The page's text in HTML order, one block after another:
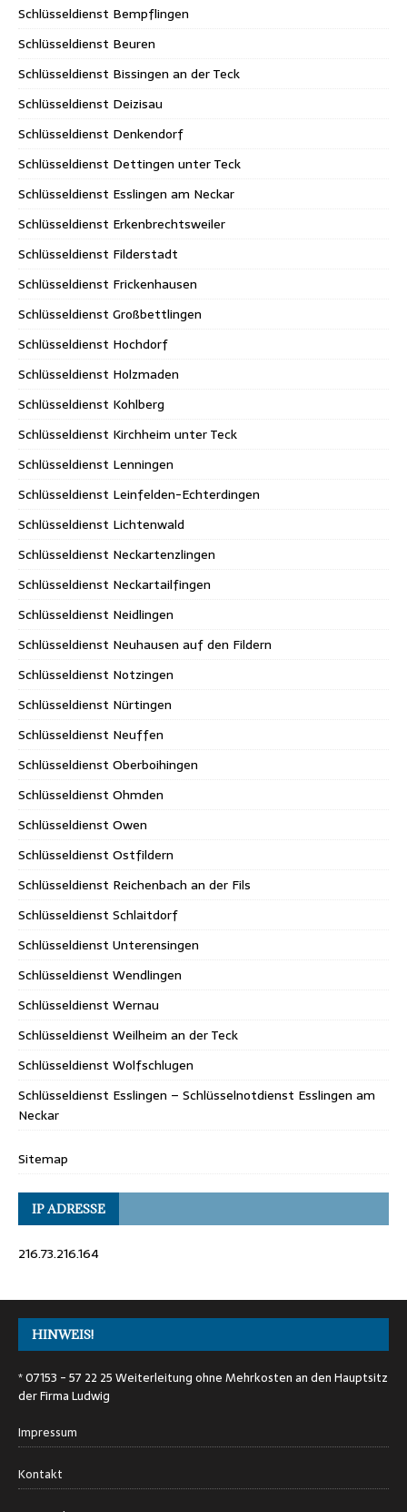
Schlüsseldienst Bempflingen
Schlüsseldienst Beuren
Schlüsseldienst Bissingen an der Teck
Schlüsseldienst Deizisau
Schlüsseldienst Denkendorf
Schlüsseldienst Dettingen unter Teck
Schlüsseldienst Esslingen am Neckar
Schlüsseldienst Erkenbrechtsweiler
Schlüsseldienst Filderstadt
Schlüsseldienst Frickenhausen
Schlüsseldienst Großbettlingen
Schlüsseldienst Hochdorf
Schlüsseldienst Holzmaden
Schlüsseldienst Kohlberg
Schlüsseldienst Kirchheim unter Teck
Schlüsseldienst Lenningen
Schlüsseldienst Leinfelden-Echterdingen
Schlüsseldienst Lichtenwald
Schlüsseldienst Neckartenzlingen
Schlüsseldienst Neckartailfingen
Schlüsseldienst Neidlingen
Schlüsseldienst Neuhausen auf den Fildern
Schlüsseldienst Notzingen
Schlüsseldienst Nürtingen
Schlüsseldienst Neuffen
Schlüsseldienst Oberboihingen
Schlüsseldienst Ohmden
Schlüsseldienst Owen
Schlüsseldienst Ostfildern
Schlüsseldienst Reichenbach an der Fils
Schlüsseldienst Schlaitdorf
Schlüsseldienst Unterensingen
Schlüsseldienst Wendlingen
Schlüsseldienst Wernau
Schlüsseldienst Weilheim an der Teck
Schlüsseldienst Wolfschlugen
Schlüsseldienst Esslingen – Schlüsselnotdienst Esslingen am
Neckar
Sitemap
IP ADRESSE
216.73.216.164
HINWEIS!
* 07153 - 57 22 25 Weiterleitung ohne Mehrkosten an den Hauptsitz
der Firma Ludwig
Impressum
Kontakt